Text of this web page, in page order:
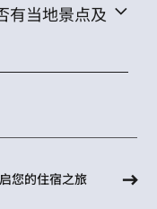
有当地景点及
您的住宿之旅